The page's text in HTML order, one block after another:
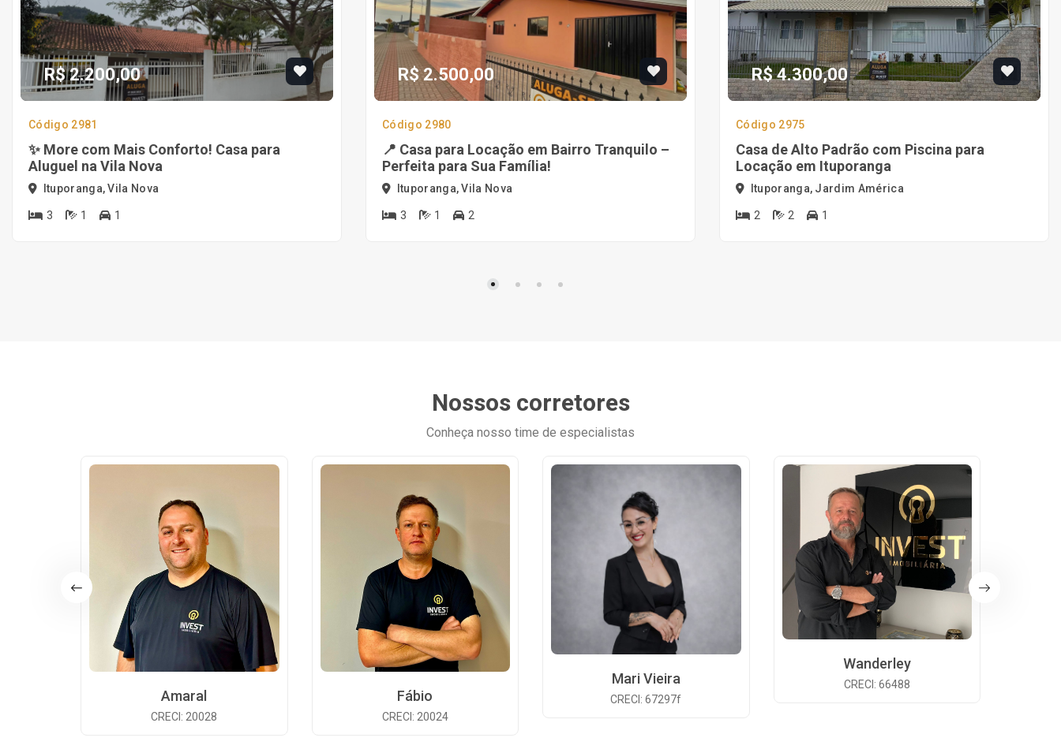
R$ 2.200,00
Código 2981
✨ More com Mais Conforto! Casa para
Aluguel na Vila Nova
Ituporanga, Vila Nova
3 1 1
R$ 2.500,00
Código 2980
📍 Casa para Locação em Bairro Tranquilo –
Perfeita para Sua Família!
Ituporanga, Vila Nova
3 1 2
R$ 4.300,00
Código 2975
Casa de Alto Padrão com Piscina para
Locação em Ituporanga
Ituporanga, Jardim América
2 2 1
Nossos corretores
Conheça nosso time de especialistas
Amaral
CRECI: 20028
Fábio
CRECI: 20024
Mari Vieira
CRECI: 67297f
Wanderley
CRECI: 66488